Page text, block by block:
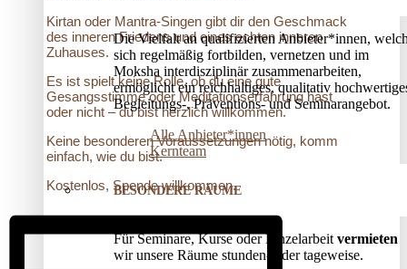
Die Vielfalt an qualifizierten Anbieter*innen,
sich regelmäßig fortbilden, vernetzen und im
Moksha interdisziplinär zusammenarbeiten,
ermöglicht ein reichhaltiges, qualitativ
Begleitungs-, Präventions­- und Seminarangebot.
Alle Anbieter*innen
Kernteam
BESONDERE RÄUME
Für Seminare, Kurse oder Einzelarbeit vermieten
wir unsere Räume stunden- oder tageweise.
Kirtan oder Mantra-Singen gibt dir den Geschmack
des inneren Friedens und eines echten inneren
Zuhauses.
Es ist spielt keine Rolle, ob du eine gute
Gesangsstimme oder Meditationserfahrung hast
oder nicht – du bist herzlich willkommen.
Keine besonderen Voraussetzungen nötig, komm
einfach, wie du bist.
Kostenlos, Spende willkommen.